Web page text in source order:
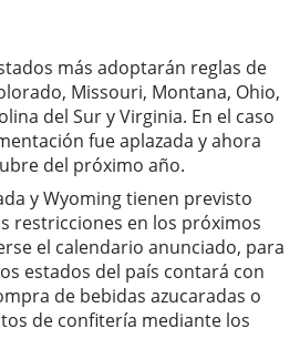
más adoptarán reglas de
Missouri, Montana, Ohio,
del Sur y Virginia. En el caso
fue aplazada y ahora
del próximo año.
y Wyoming tienen previsto
restricciones en los próximos
el calendario anunciado, para
estados del país contará con
de bebidas azucaradas o
de confitería mediante los